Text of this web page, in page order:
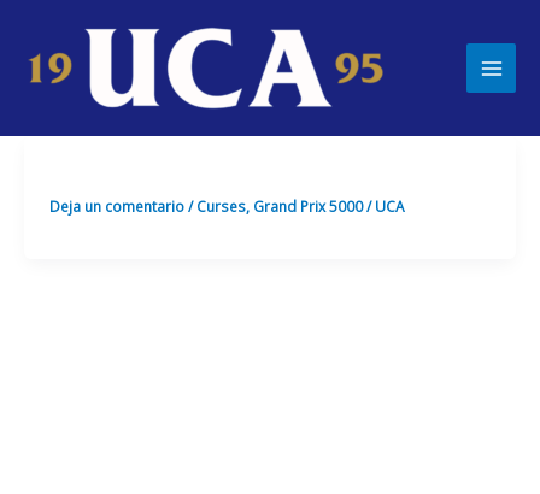
contenido
Deja un comentario/Curses, Grand Prix 5000/UCA